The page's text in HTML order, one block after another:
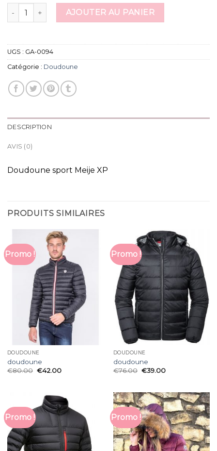
quantité de doudouneAJOUTER AU PANIER
UGS : GA-0094
Catégorie : Doudoune
DESCRIPTION
AVIS (0)
Doudoune sport Meije XP
PRODUITS SIMILAIRES
Promo !
DOUDOUNE
doudoune
€80.00 €42.00
Promo !
DOUDOUNE
doudoune
€76.00 €39.00
Promo ! Promo !